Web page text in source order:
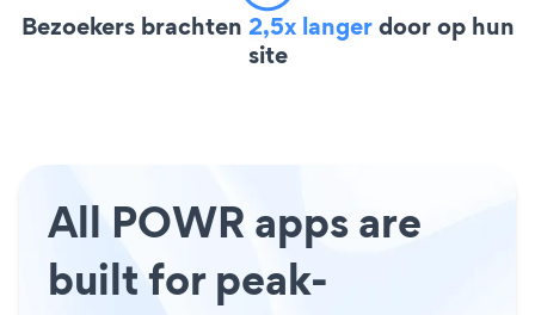
Bezoekers brachten 2,5x langerdoor op hun
site
All POWR apps are
built for peak-